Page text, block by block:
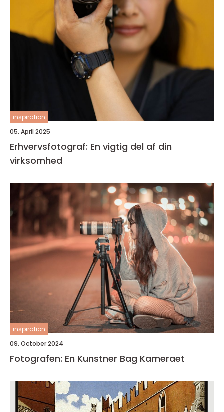
inspiration
05. April 2025
Erhvervsfotograf: En vigtig del af din
virksomhed
inspiration
09. October 2024
Fotografen: En Kunstner Bag Kameraet